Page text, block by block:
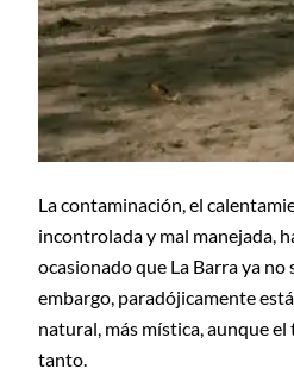
La contaminación, el
incontrolada y mal manejada,
ocasionado que La Barra ya no
embargo, paradójicamente
natural, más mística, aunque
tanto.